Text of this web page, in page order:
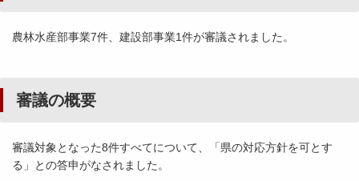
農林水産部事業7件、建設部事業1件が審議されました。
審議の概要
審議対象となった8件すべてについて、「県の対応方針を可とす
る」との答申がなされました。